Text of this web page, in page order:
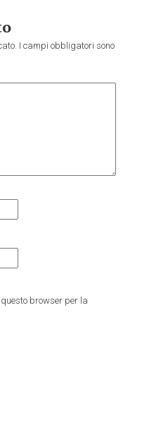
I campi obbligatori sono
browser per la